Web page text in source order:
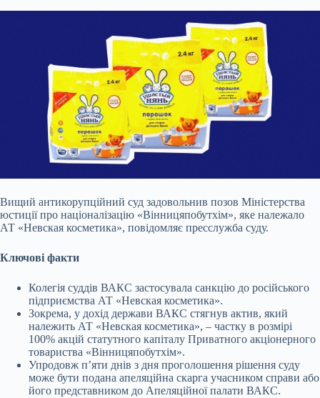
Вищий антикорупційний суд задовольнив позов Міністерства
юстиції про націоналізацію «Вінницяпобутхім», яке належало
АТ «Невская косметика», повідомляє пресслужба суду.
Ключові факти
Колегія суддів ВАКС застосувала санкцію до російського
підприємства АТ «Невская косметика».
Зокрема, у дохід держави ВАКС стягнув актив, який
належить АТ «Невская косметика», – частку в розмірі
100% акцій статутного капіталу Приватного акціонерного
товариства «Вінницяпобутхім».
Упродовж п’яти днів з дня проголошення рішення суду
може бути подана апеляційна скарга учасником справи або
його представником до Апеляційної палати ВАКС.